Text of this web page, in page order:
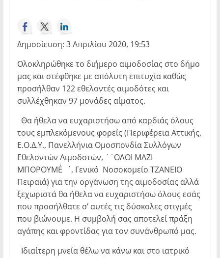
Δημοσίευση: 3 Απριλίου 2020, 19:53
Ολοκληρώθηκε το διήμερο αιμοδοσίας στο δήμο
μας και στέφθηκε με απόλυτη επιτυχία καθώς
προσήλθαν 122 εθελοντές αιμοδότες και
συλλέχθηκαν 97 μονάδες αίματος.
Θα ήθελα να ευχαριστήσω από καρδιάς όλους
τους εμπλεκόμενους φορείς (Περιφέρεια Αττικής,
Ε.Ο.Δ.Υ., Πανελλήνια Ομοσπονδία Συλλόγων
Εθελοντών Αιμοδοτών, ΄΄ΟΛΟΙ ΜΑΖΙ
ΜΠΟΡΟΥΜΕ΄΄, Γενικό Νοσοκομείο ΤΖΑΝΕΙΟ
Πειραιά) για την οργάνωση της αιμοδοσίας αλλά
ξεχωριστά θα ήθελα να ευχαριστήσω όλους εσάς
που προσήλθατε σ’ αυτές τις δύσκολες στιγμές
που βιώνουμε. Η συμβολή σας αποτελεί πράξη
αγάπης και φροντίδας για τον συνάνθρωπό μας.
Ιδιαίτερη μνεία θέλω να κάνω και στο ιατρικό